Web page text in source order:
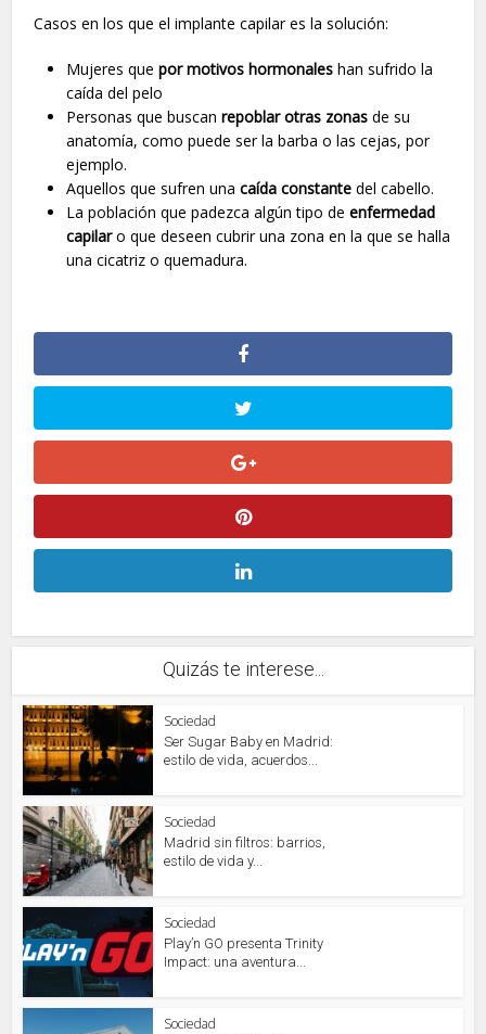
Casos en los que el implante capilar es la solución:
Mujeres quepor motivos hormonaleshan sufrido la
caída del pelo
Personas que buscanrepoblar otras zonas de su
anatomía, como puede ser la barba o las cejas, por
ejemplo.
Aquellos que sufren unacaída constante del cabello.
La población que padezca algún tipo deenfermedad
capilaro que deseen cubrir una zona en la que se halla
una cicatriz o quemadura.
Quizás te interese...
Sociedad
Ser Sugar Baby en Madrid:
estilo de vida, acuerdos...
Sociedad
Madrid sin filtros: barrios,
estilo de vida y...
Sociedad
Play’n GO presenta Trinity
Impact: una aventura...
Sociedad